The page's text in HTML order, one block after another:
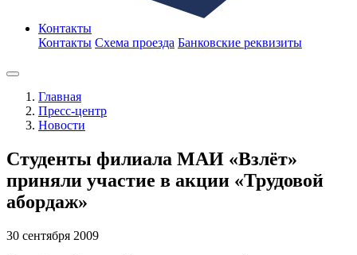
Контакты
Контакты Схема проезда Банковские реквизиты
Главная
Пресс-центр
Новости
Студенты филиала МАИ «Взлёт»
приняли участие в акции «Трудовой
абордаж»
30 сентября 2009